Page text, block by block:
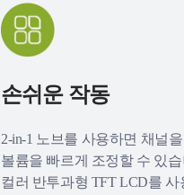
손쉬운 작동
2-in-1 노브를 사용하면 채널
볼륨을 빠르게 조정할 수 있
컬러 반투과형 TFT LCD를 사